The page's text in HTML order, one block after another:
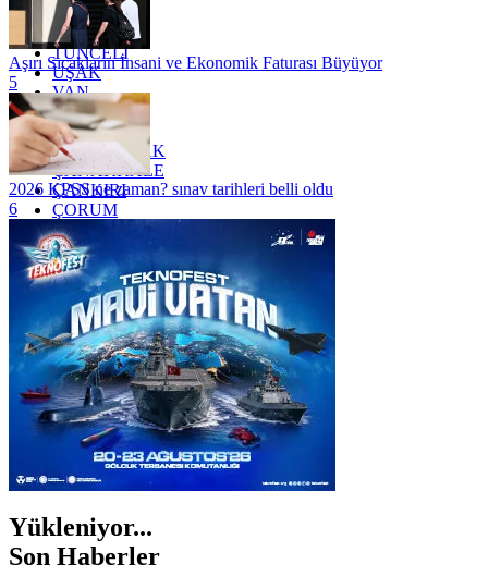
TOKAT
TRABZON
TUNCELİ
UŞAK
VAN
YALOVA
YOZGAT
ZONGULDAK
ÇANAKKALE
ÇANKIRI
ÇORUM
İSTANBUL
İZMİR
ŞANLIURFA
ŞIRNAK
Aşırı Sıcakların İnsani ve Ekonomik Faturası Büyüyor
5
2026 KPSS ne zaman? sınav tarihleri belli oldu
6
Yükleniyor...
Son Haberler